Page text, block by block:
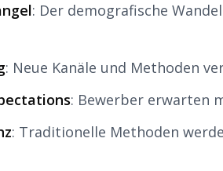
: Der demografische
: Neue Kanäle und Methoden
: Bewerber erwarten
: Traditionelle Methoden